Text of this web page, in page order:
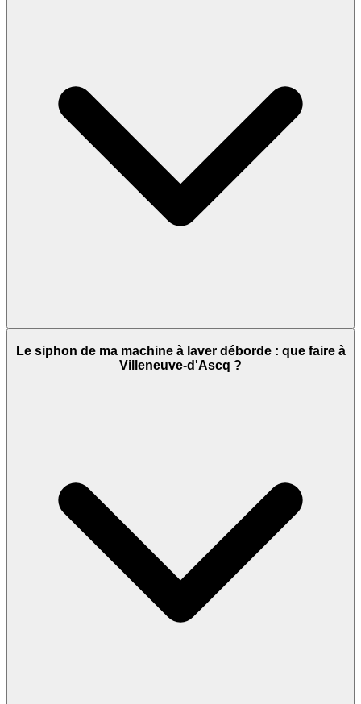
Le siphon de ma machine à laver déborde : que faire à
Villeneuve-d'Ascq ?